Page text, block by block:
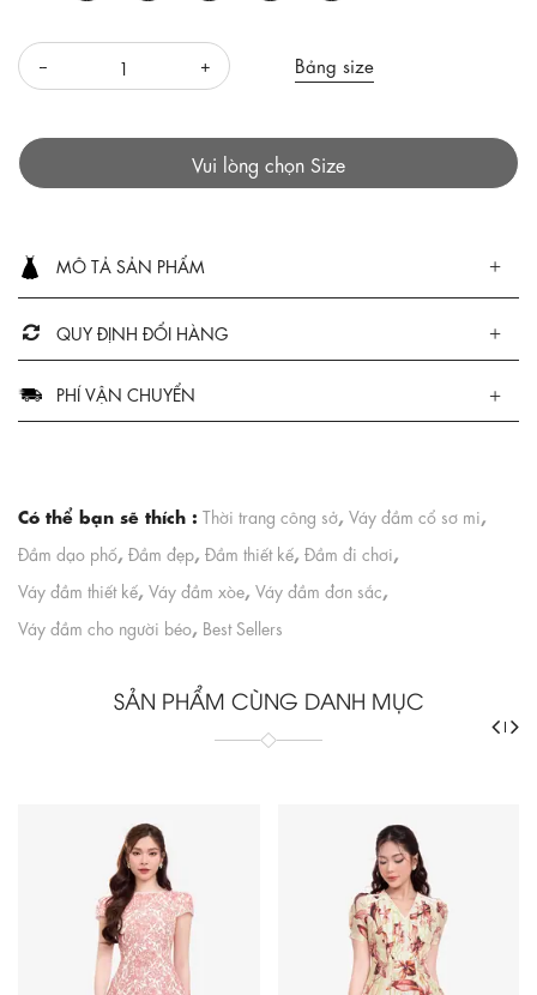
Bảng size
Vui lòng chọn Size
MÔ TẢ SẢN PHẨM
QUY ĐỊNH ĐỔI HÀNG
PHÍ VẬN CHUYỂN
Có thể bạn sẽ thích : Thời trang công sở, Váy đầm cổ sơ mi,
Đầm dạo phố, Đầm đẹp, Đầm thiết kế, Đầm đi chơi,
Váy đầm thiết kế, Váy đầm xòe, Váy đầm đơn sắc,
Váy đầm cho người béo, Best Sellers
SẢN PHẨM CÙNG DANH MỤC